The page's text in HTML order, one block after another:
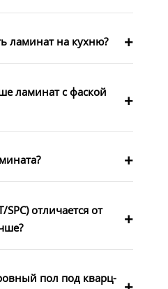
ламинат на кухню?
ламинат с фаской
отличается от
пол под кварц-